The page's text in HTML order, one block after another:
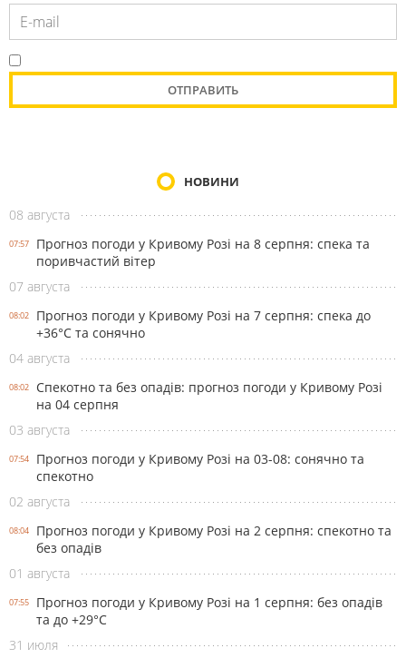
НОВИНИ
08 августа
07:57
Прогноз погоди у Кривому Розі на 8 серпня: спека та
поривчастий вітер
07 августа
08:02
Прогноз погоди у Кривому Розі на 7 серпня: спека до
+36°С та сонячно
04 августа
08:02
Спекотно та без опадів: прогноз погоди у Кривому Розі
на 04 серпня
03 августа
07:54
Прогноз погоди у Кривому Розі на 03-08: сонячно та
спекотно
02 августа
08:04
Прогноз погоди у Кривому Розі на 2 серпня: спекотно та
без опадів
01 августа
07:55
Прогноз погоди у Кривому Розі на 1 серпня: без опадів
та до +29°С
31 июля